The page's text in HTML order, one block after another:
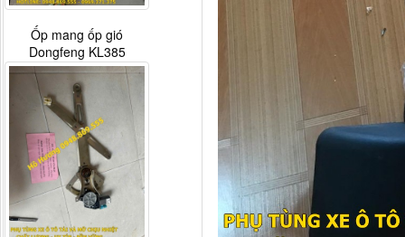
Ốp mang ốp gió
Dongfeng KL385